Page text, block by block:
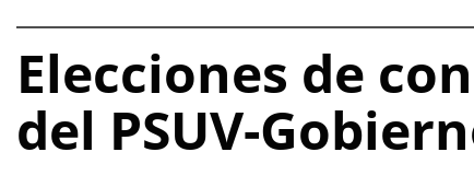
Elecciones de
del PSUV-